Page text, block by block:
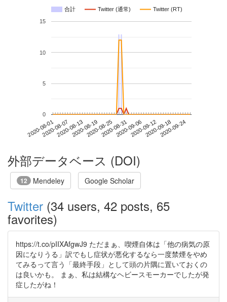
合計 Twitter (通常) Twitter (RT)
2020-08-012020-08-072020-08-132020-08-192020-08-252020-08-312020-09-062020-09-122020-09-182020-09-24
0
5
10
15
外部データベース (DOI)
12 Mendeley Google Scholar
Twitter (34 users, 42 posts, 65
favorites)
https://t.co/pIIXAfgwJ9 ただまぁ、喫煙自体は「他の病気の原
因になりうる」訳でもし症状が悪化するなら一度禁煙をやめ
てみるって言う「最終手段」として頭の片隅に置いておくの
は良いかも。 まぁ、私は結構なヘビースモーカーでしたが発
症したがね！